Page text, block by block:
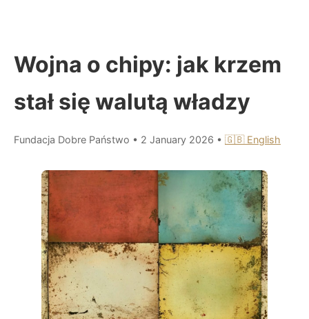
Wojna o chipy: jak krzem
stał się walutą władzy
Fundacja Dobre Państwo • 2 January 2026 • 🇬🇧 English